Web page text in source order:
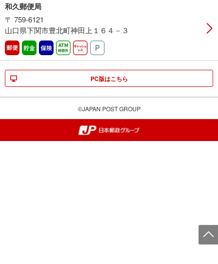
和久郵便局
〒 759-6121
山口県下関市豊北町神田上１６４－３
郵便 貯金 保険 ATM時間外キャッシュレス
PC版はこちら
©JAPAN POST GROUP